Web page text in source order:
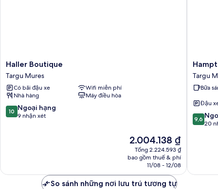
Haller
Boutique
Targu
Mures
Haller Boutique
Targu Mures
Có bãi đậu xe
Wifi miễn phí
Nhà hàng
Máy điều hòa
10.0
trên
10 Ngoại hạng
9 nhận xét
Giá
hiện
tại
2.004.138 ₫
2.004.138 ₫
Tổng 2.224.593 ₫
bao gồm thuế & phí
11/08 - 12/08
by
Hilton
Targu
Targu
Mures
Targu
Bữa
Đậu
9.6
trên
xét
9,6
20
So sánh những nơi lưu trú tương tự